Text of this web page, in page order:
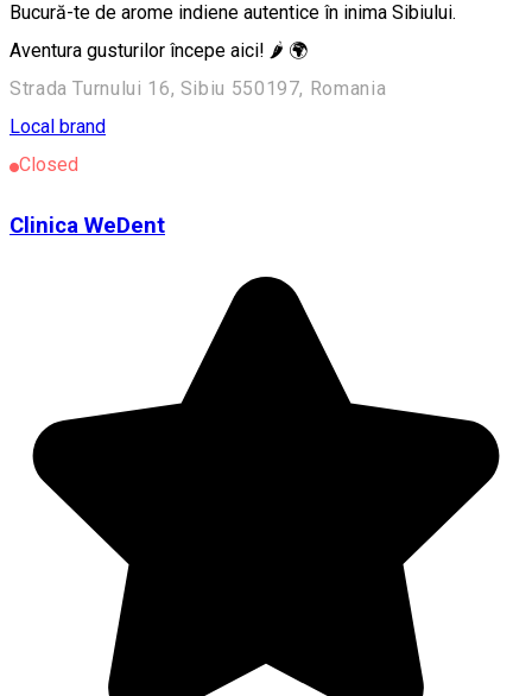
Bucură-te de arome indiene autentice în inima Sibiului.
Aventura gusturilor începe aici! 🌶️ 🌍
Strada Turnului 16, Sibiu 550197, Romania
Local brand
Closed
Clinica WeDent